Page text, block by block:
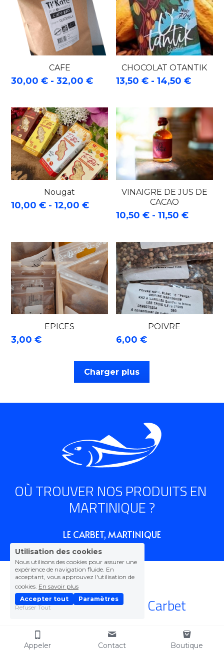
CAFE
30,00 € - 32,00 €
CHOCOLAT OTANTIK
13,50 € - 14,50 €
Nougat
10,00 € - 12,00 €
VINAIGRE DE JUS DE
CACAO
10,50 € - 11,50 €
EPICES
3,00 €
POIVRE
6,00 €
Charger plus
OÙ TROUVER NOS PRODUITS EN
MARTINIQUE ?
LE CARBET, MARTINIQUE
AU FUMOIR
Rue des Délices au Carbet
NOUS VOUS ACCUEILLONS À LA
Appeler Contact Boutique
Utilisation des cookies
Nous utilisons des cookies pour assurer une
expérience de navigation fluide. En
acceptant, vous approuvez l'utilisation de
cookies. En savoir plus
Accepter tout
Paramètres
Refuser Tout